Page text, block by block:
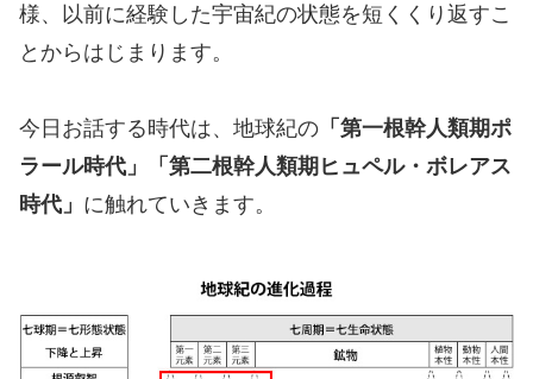
様、以前に経験した宇宙紀の状態を短くくり返すこ
とからはじまります。
今日お話する時代は、地球紀の 「第一根幹人類期ポ
ラール時代」「第二根幹人類期ヒュペル・ボレアス
時代」 に触れていきます。